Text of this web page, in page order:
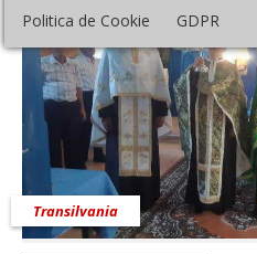
Politica de Cookie GDPR
Transilvania